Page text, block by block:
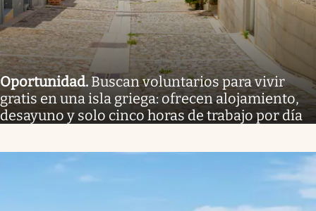
Oportunidad.Buscan voluntarios para vivir
gratis en una isla griega: ofrecen alojamiento,
desayuno y solo cinco horas de trabajo por día